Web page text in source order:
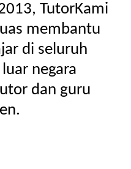
TutorKami
membantu
di seluruh
negara
dan guru